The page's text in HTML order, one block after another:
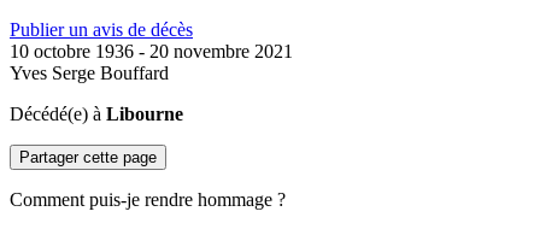
Publier un avis de décès
10 octobre 1936 - 20 novembre 2021
Yves Serge Bouffard
Décédé(e) à Libourne
Partager cette page
Comment puis-je rendre hommage ?